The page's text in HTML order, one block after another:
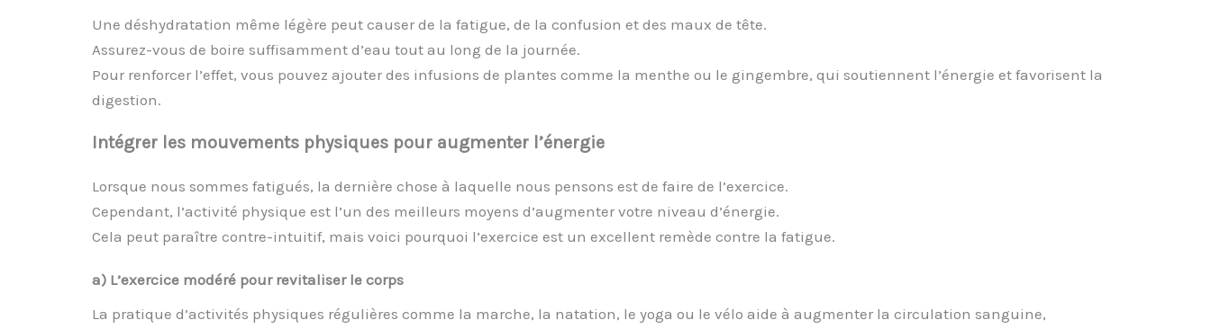
Une déshydratation même légère peut causer de la fatigue, de la confusion et des maux de tête.
Assurez-vous de boire suffisamment d’eau tout au long de la journée.
Pour renforcer l’effet, vous pouvez ajouter des infusions de plantes comme la menthe ou le gingembre, qui soutiennent l’énergie et favorisent la
digestion.
Intégrer les mouvements physiques pour augmenter l’énergie
Lorsque nous sommes fatigués, la dernière chose à laquelle nous pensons est de faire de l’exercice.
Cependant, l’activité physique est l’un des meilleurs moyens d’augmenter votre niveau d’énergie.
Cela peut paraître contre-intuitif, mais voici pourquoi l’exercice est un excellent remède contre la fatigue.
a) L’exercice modéré pour revitaliser le corps
La pratique d’activités physiques régulières comme la marche, la natation, le yoga ou le vélo aide à augmenter la circulation sanguine,